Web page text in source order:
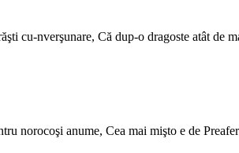
cu-nverşunare, Că dup-o dragoste atât
norocoşi anume, Cea mai mişto e de